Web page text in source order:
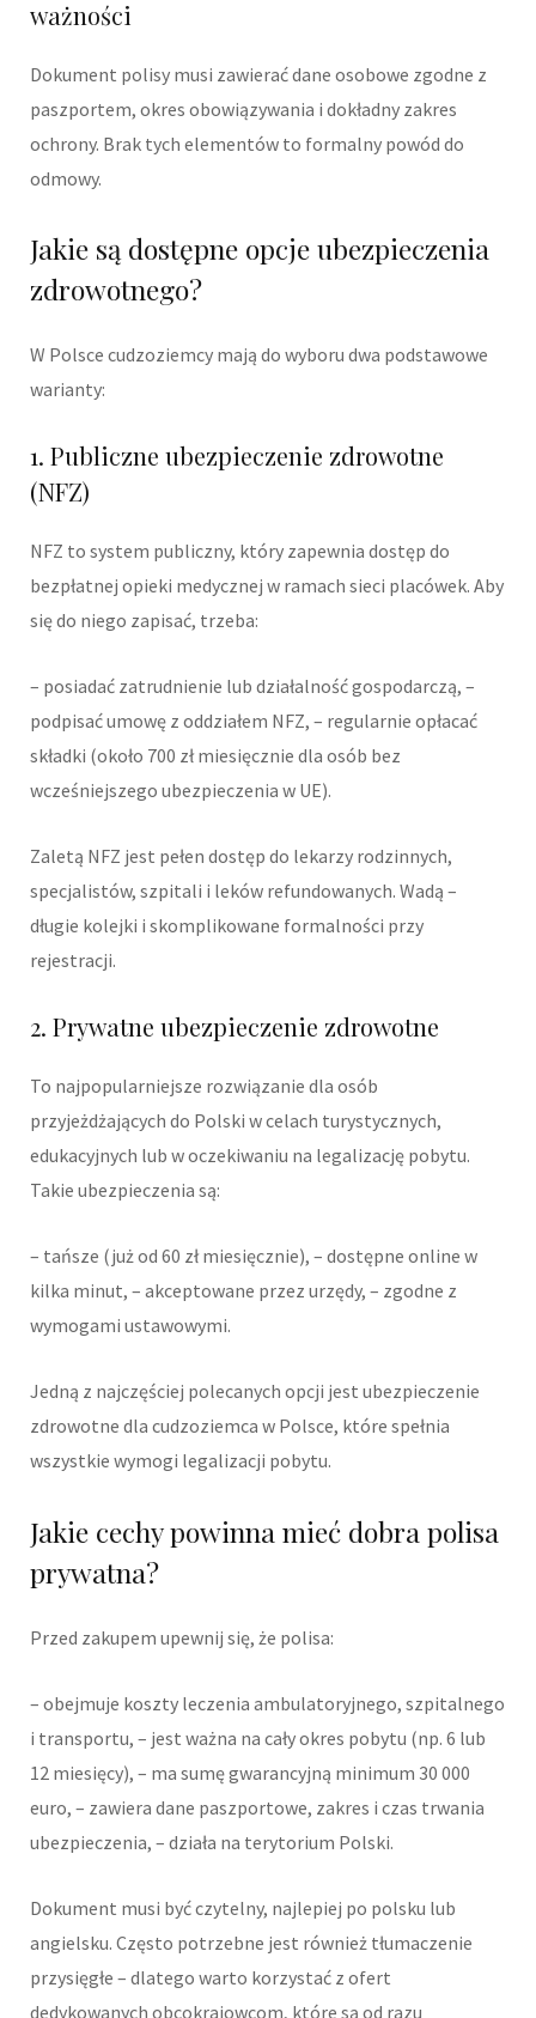
ważności
Dokument polisy musi zawierać dane osobowe zgodne z
paszportem, okres obowiązywania i dokładny zakres
ochrony. Brak tych elementów to formalny powód do
odmowy.
Jakie są dostępne opcje ubezpieczenia
zdrowotnego?
W Polsce cudzoziemcy mają do wyboru dwa podstawowe
warianty:
1. Publiczne ubezpieczenie zdrowotne
(NFZ)
NFZ to system publiczny, który zapewnia dostęp do
bezpłatnej opieki medycznej w ramach sieci placówek. Aby
się do niego zapisać, trzeba:
– posiadać zatrudnienie lub działalność gospodarczą, –
podpisać umowę z oddziałem NFZ, – regularnie opłacać
składki (około 700 zł miesięcznie dla osób bez
wcześniejszego ubezpieczenia w UE).
Zaletą NFZ jest pełen dostęp do lekarzy rodzinnych,
specjalistów, szpitali i leków refundowanych. Wadą –
długie kolejki i skomplikowane formalności przy
rejestracji.
2. Prywatne ubezpieczenie zdrowotne
To najpopularniejsze rozwiązanie dla osób
przyjeżdżających do Polski w celach turystycznych,
edukacyjnych lub w oczekiwaniu na legalizację pobytu.
Takie ubezpieczenia są:
– tańsze (już od 60 zł miesięcznie), – dostępne online w
kilka minut, – akceptowane przez urzędy, – zgodne z
wymogami ustawowymi.
Jedną z najczęściej polecanych opcji jest ubezpieczenie
zdrowotne dla cudzoziemca w Polsce, które spełnia
wszystkie wymogi legalizacji pobytu.
Jakie cechy powinna mieć dobra polisa
prywatna?
Przed zakupem upewnij się, że polisa:
– obejmuje koszty leczenia ambulatoryjnego, szpitalnego
i transportu, – jest ważna na cały okres pobytu (np. 6 lub
12 miesięcy), – ma sumę gwarancyjną minimum 30 000
euro, – zawiera dane paszportowe, zakres i czas trwania
ubezpieczenia, – działa na terytorium Polski.
Dokument musi być czytelny, najlepiej po polsku lub
angielsku. Często potrzebne jest również tłumaczenie
przysięgłe – dlatego warto korzystać z ofert
dedykowanych obcokrajowcom, które są od razu